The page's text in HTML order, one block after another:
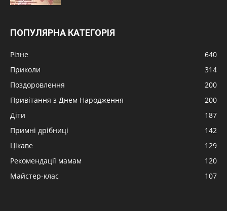
ПОПУЛЯРНА КАТЕГОРІЯ
Різне
640
Приколи
314
Поздоровлення
200
Привітання з Днем Народження
200
Діти
187
Примні дрібниці
142
Цікаве
129
Рекомендації мамам
120
Майстер-клас
107